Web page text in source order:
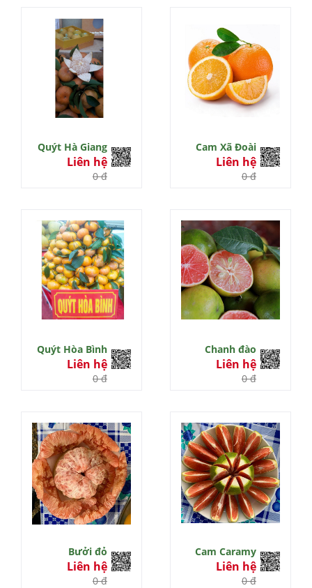
Quýt Hà Giang
Liên hệ
0 đ
Cam Xã Đoài
Liên hệ
0 đ
Quýt Hòa Bình
Liên hệ
0 đ
Chanh đào
Liên hệ
0 đ
Bưởi đỏ
Liên hệ
0 đ
Cam Caramy
Liên hệ
0 đ